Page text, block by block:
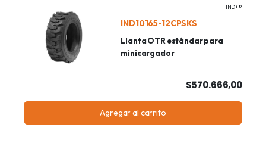
IND+®
IND10165-12CPSKS
Llanta OTR estándar para
minicargador
$570.666,00
Agregar al carrito